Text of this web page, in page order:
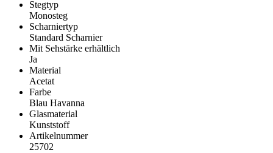
Stegtyp
Monosteg
Scharniertyp
Standard Scharnier
Mit Sehstärke erhältlich
Ja
Material
Acetat
Farbe
Blau Havanna
Glasmaterial
Kunststoff
Artikelnummer
25702